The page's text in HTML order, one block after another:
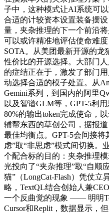
子中，这种模式让AI系统可
合适的计较资本设置装备摆
量，夹杂推理的下一个前沿
可以或许精准地评估使命难
SOTA。从美团最新开源的
性价比的开源选择。大部门
的症结正在于，激发了部门
动选择合适的模子处置。从
Gemini系列，到国内的阿里
以及智谱GLM等，GPT-5利
80%的输出token完成使命，
辅帮东西的草创公司，据报
最佳均衡点。GPT-5会间接
虑”取“非思虑”模式间切换。
个配合标的目的：夹杂推理
光投向了“夹杂推理”取“自顺
猫”（LongCat-Flash）凭仗
略，TextQL结合创始人兼
一个反曲觉的现象 —— 明明
Cursor和Replit，数据显示，